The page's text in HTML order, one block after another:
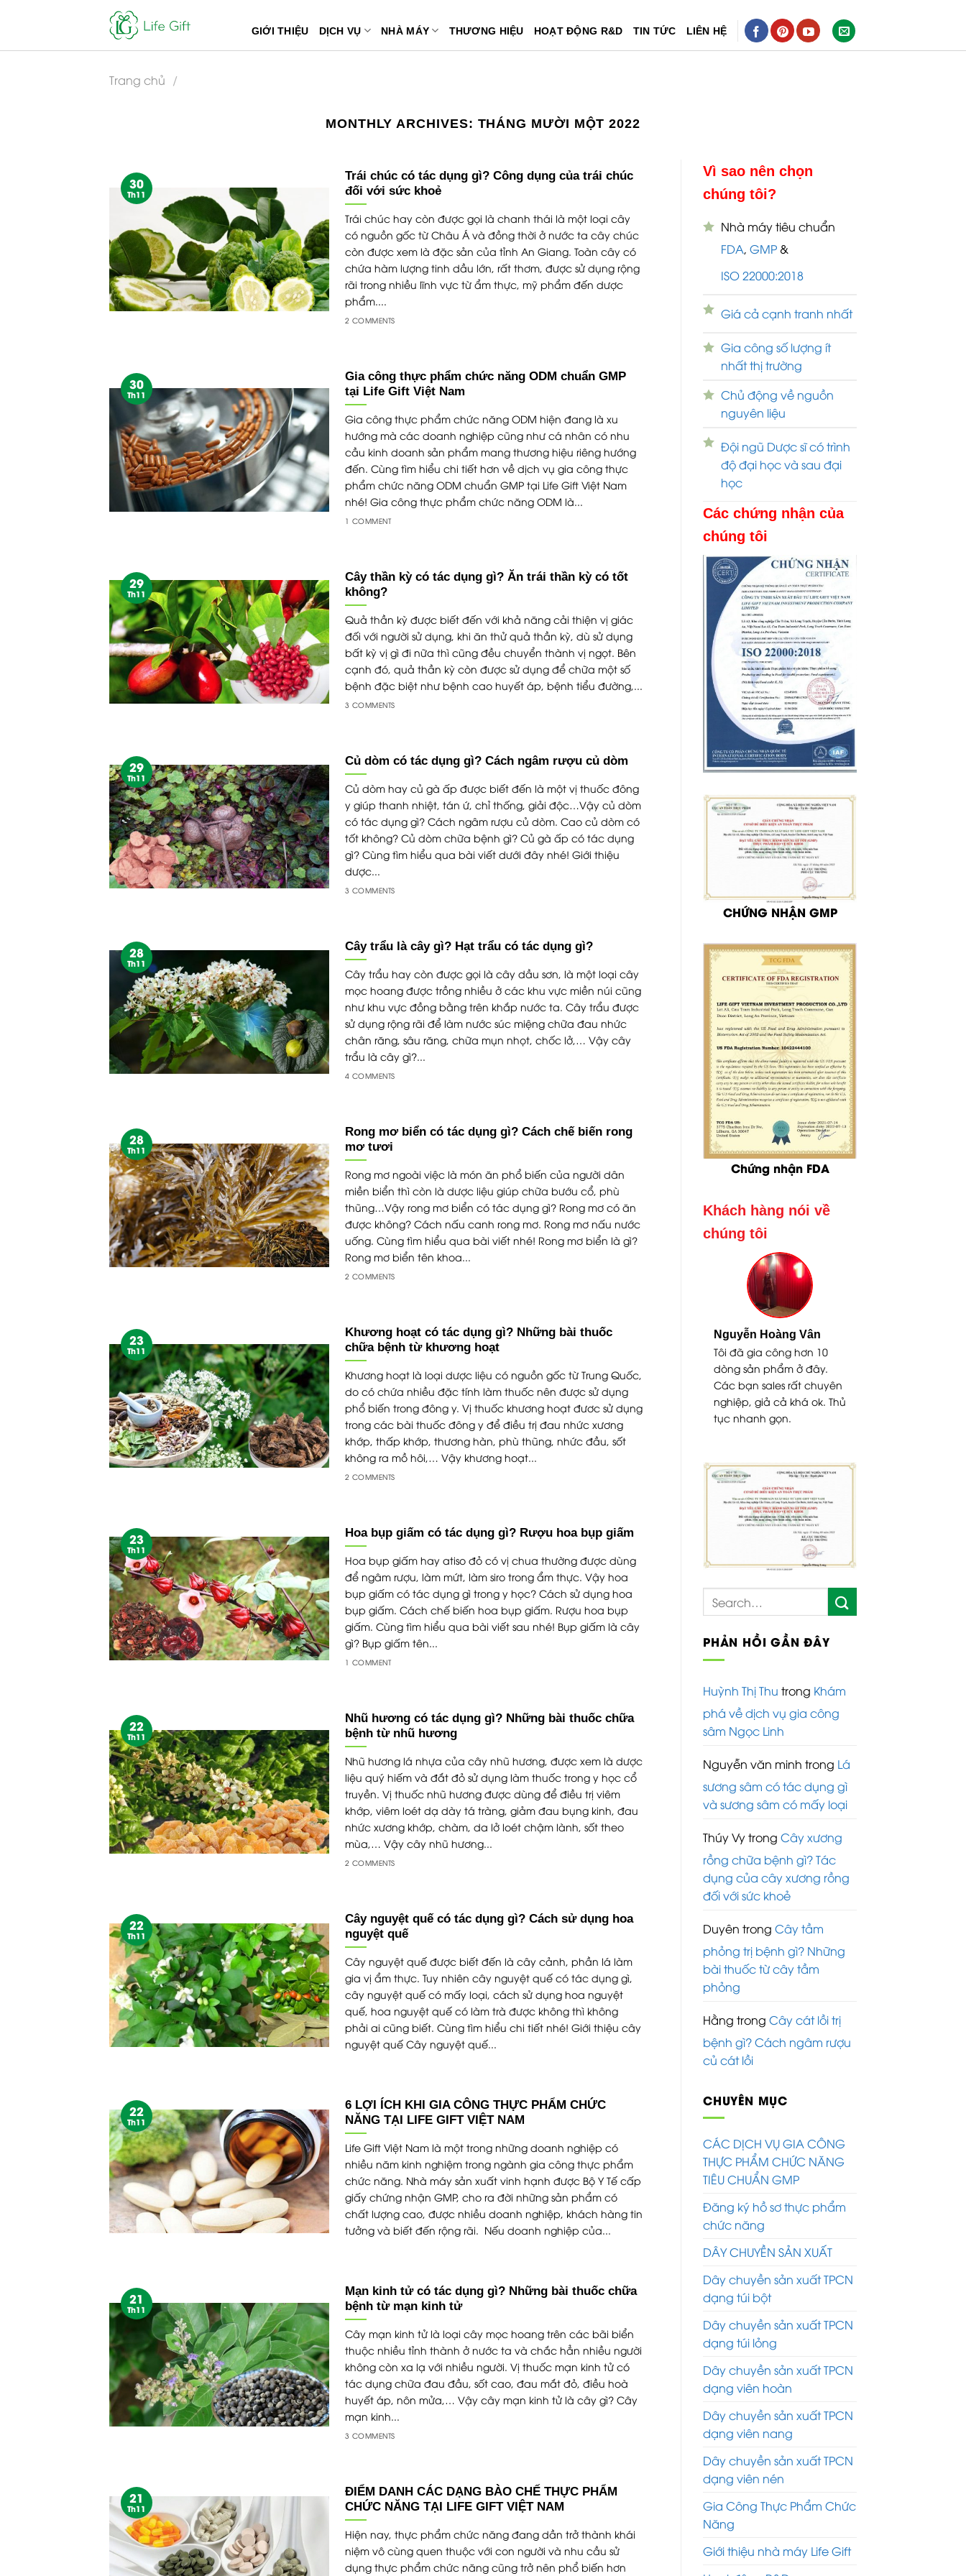
GIỚI THIỆU DỊCH VỤ NHÀ MÁY THƯƠNG HIỆU HOẠT ĐỘNG R&D TIN TỨC LIÊN HỆ
Trang chủ /
MONTHLY ARCHIVES: THÁNG MƯỜI MỘT 2022
Trái chúc có tác dụng gì? Công dụng của trái chúc
đối với sức khoẻ
Trái chúc hay còn được gọi là chanh thái là một loại cây
có nguồn gốc từ Châu Á và đồng thời ở nước ta cây chúc
còn được xem là đặc sản của tỉnh An Giang. Toàn cây có
chứa hàm lượng tinh dầu lớn, rất thơm, được sử dụng rộng
rãi trong nhiều lĩnh vực từ ẩm thực, mỹ phẩm đến dược
phẩm....
2 COMMENTS
30
Th11
Gia công thực phẩm chức năng ODM chuẩn GMP
tại Life Gift Việt Nam
Gia công thực phẩm chức năng ODM hiện đang là xu
hướng mà các doanh nghiệp cũng như cá nhân có nhu
cầu kinh doanh sản phẩm mang thương hiệu riêng hướng
đến. Cùng tìm hiểu chi tiết hơn về dịch vụ gia công thực
phẩm chức năng ODM chuẩn GMP tại Life Gift Việt Nam
nhé! Gia công thực phẩm chức năng ODM là...
1 COMMENT
30
Th11
Cây thần kỳ có tác dụng gì? Ăn trái thần kỳ có tốt
không?
Quả thần kỳ được biết đến với khả năng cải thiện vị giác
đối với người sử dụng, khi ăn thử quả thần kỳ, dù sử dụng
bất kỳ vị gì đi nữa thì cũng đều chuyển thành vị ngọt. Bên
cạnh đó, quả thần kỳ còn được sử dụng để chữa một số
bệnh đặc biệt như bệnh cao huyết áp, bệnh tiểu đường,...
3 COMMENTS
29
Th11
Củ dòm có tác dụng gì? Cách ngâm rượu củ dòm
Củ dòm hay củ gà ấp được biết đến là một vị thuốc đông
y giúp thanh nhiệt, tán ứ, chỉ thống, giải độc…Vậy củ dòm
có tác dụng gì? Cách ngâm rượu củ dòm. Cao củ dòm có
tốt không? Củ dòm chữa bệnh gì? Củ gà ấp có tác dụng
gì? Cùng tìm hiểu qua bài viết dưới đây nhé! Giới thiệu
dược...
3 COMMENTS
29
Th11
Cây trẩu là cây gì? Hạt trẩu có tác dụng gì?
Cây trẩu hay còn được gọi là cây dầu sơn, là một loại cây
mọc hoang được trồng nhiều ở các khu vực miền núi cũng
như khu vực đồng bằng trên khắp nước ta. Cây trẩu được
sử dụng rộng rãi để làm nước súc miệng chữa đau nhức
chân răng, sâu răng, chữa mụn nhọt, chốc lở,… Vậy cây
trẩu là cây gì?...
4 COMMENTS
28
Th11
Rong mơ biển có tác dụng gì? Cách chế biến rong
mơ tươi
Rong mơ ngoài việc là món ăn phổ biến của người dân
miền biển thì còn là dược liệu giúp chữa bướu cổ, phù
thũng…Vậy rong mơ biển có tác dụng gì? Rong mơ có ăn
được không? Cách nấu canh rong mơ. Rong mơ nấu nước
uống. Cùng tìm hiểu qua bài viết nhé! Rong mơ biển là gì?
Rong mơ biển tên khoa...
2 COMMENTS
28
Th11
Khương hoạt có tác dụng gì? Những bài thuốc
chữa bệnh từ khương hoạt
Khương hoạt là loại dược liệu có nguồn gốc từ Trung Quốc,
do có chứa nhiều đặc tính làm thuốc nên được sử dụng
phổ biến trong đông y. Vị thuốc khương hoạt đươc sử dụng
trong các bài thuốc đông y để điều trị đau nhức xương
khớp, thấp khớp, thương hàn, phù thũng, nhức đầu, sốt
không ra mồ hôi,… Vậy khương hoạt...
2 COMMENTS
23
Th11
Hoa bụp giấm có tác dụng gì? Rượu hoa bụp giấm
Hoa bụp giấm hay atiso đỏ có vị chua thường được dùng
để ngâm rượu, làm mứt, làm siro trong ẩm thực. Vậy hoa
bụp giấm có tác dụng gì trong y học? Cách sử dụng hoa
bụp giấm. Cách chế biến hoa bụp giấm. Rượu hoa bụp
giấm. Cùng tìm hiểu qua bài viết sau nhé! Bụp giấm là cây
gì? Bụp giấm tên...
1 COMMENT
23
Th11
Nhũ hương có tác dụng gì? Những bài thuốc chữa
bệnh từ nhũ hương
Nhũ hương lá nhựa của cây nhũ hương, được xem là dược
liệu quý hiếm và đắt đỏ sử dụng làm thuốc trong y học cổ
truyền. Vị thuốc nhũ hương được dùng để điều trị viêm
khớp, viêm loét dạ dày tá tràng, giảm đau bụng kinh, đau
nhức xương khớp, chàm, da lở loét chậm lành, sốt theo
mùa,… Vậy cây nhũ hương...
2 COMMENTS
22
Th11
Cây nguyệt quế có tác dụng gì? Cách sử dụng hoa
nguyệt quế
Cây nguyệt quế được biết đến là cây cảnh, phần lá làm
gia vị ẩm thực. Tuy nhiên cây nguyệt quế có tác dụng gì,
cây nguyệt quế có mấy loại, cách sử dụng hoa nguyệt
quế, hoa nguyệt quế có làm trà được không thì không
phải ai cũng biết. Cùng tìm hiểu chi tiết nhé! Giới thiệu cây
nguyệt quế Cây nguyệt quế...
22
Th11
6 LỢI ÍCH KHI GIA CÔNG THỰC PHẨM CHỨC
NĂNG TẠI LIFE GIFT VIỆT NAM
Life Gift Việt Nam là một trong những doanh nghiệp có
nhiều năm kinh nghiệm trong ngành gia công thực phẩm
chức năng. Nhà máy sản xuất vinh hạnh được Bộ Y Tế cấp
giấy chứng nhận GMP, cho ra đời những sản phẩm có
chất lượng cao, được nhiều doanh nghiệp, khách hàng tin
tưởng và biết đến rộng rãi. Nếu doanh nghiệp của...
22
Th11
Mạn kinh tử có tác dụng gì? Những bài thuốc chữa
bệnh từ mạn kinh tử
Cây mạn kinh tử là loại cây mọc hoang trên các bãi biển
thuộc nhiều tỉnh thành ở nước ta và chắc hẳn nhiều người
không còn xa lạ với nhiều người. Vị thuốc mạn kinh tử có
tác dụng chữa đau đầu, sốt cao, đau mắt đỏ, điều hoà
huyết áp, nôn mửa,… Vậy cây mạn kinh tử là cây gì? Cây
mạn kinh...
3 COMMENTS
21
Th11
ĐIỂM DANH CÁC DẠNG BÀO CHẾ THỰC PHẨM
CHỨC NĂNG TẠI LIFE GIFT VIỆT NAM
Hiện nay, thực phẩm chức năng đang dần trở thành khái
niệm vô cùng quen thuộc với con người và nhu cầu sử
dụng thực phẩm chức năng cũng trở nên phổ biến hơn
21
Th11
Vì sao nên chọn
chúng tôi?
Nhà máy tiêu chuẩn
FDA, GMP &
ISO 22000:2018
Giá cả cạnh tranh nhất
Gia công số lượng ít
nhất thị trường
Chủ động về nguồn
nguyên liệu
Đội ngũ Dược sĩ có trình
độ đại học và sau đại
học
Các chứng nhận của
chúng tôi
CHỨNG NHẬN GMP
Chứng nhận FDA
Khách hàng nói về
chúng tôi
Nguyễn Hoàng Vân
Tôi đã gia công hơn 10
dòng sản phẩm ở đây.
Các bạn sales rất chuyên
nghiệp, giả cả khá ok. Thủ
tục nhanh gọn.
Trần Thị Quỳnh
tuy nhiên quy trình chuẩn
GMP nên đòi hỏi gia công
khá lâu từ 1-2 tháng.
PHẢN HỒI GẦN ĐÂY
Huỳnh Thị Thu trong Khám
phá về dịch vụ gia công
sâm Ngọc Linh
Nguyễn văn minh trong Lá
sương sâm có tác dụng gì
và sương sâm có mấy loại
Thúy Vytrong Cây xương
rồng chữa bệnh gì? Tác
dụng của cây xương rồng
đối với sức khoẻ
Duyên trong Cây tầm
phỏng trị bệnh gì? Những
bài thuốc từ cây tầm
phỏng
Hằng trong Cây cát lồi trị
bệnh gì? Cách ngâm rượu
củ cát lồi
CHUYÊN MỤC
CÁC DỊCH VỤ GIA CÔNG
THỰC PHẨM CHỨC NĂNG
TIÊU CHUẨN GMP
Đăng ký hồ sơ thực phẩm
chức năng
DÂY CHUYỀN SẢN XUẤT
Dây chuyền sản xuất TPCN
dạng túi bột
Dây chuyền sản xuất TPCN
dạng túi lỏng
Dây chuyền sản xuất TPCN
dạng viên hoàn
Dây chuyền sản xuất TPCN
dạng viên nang
Dây chuyền sản xuất TPCN
dạng viên nén
Gia Công Thực Phẩm Chức
Năng
Giới thiệu nhà máy Life Gift